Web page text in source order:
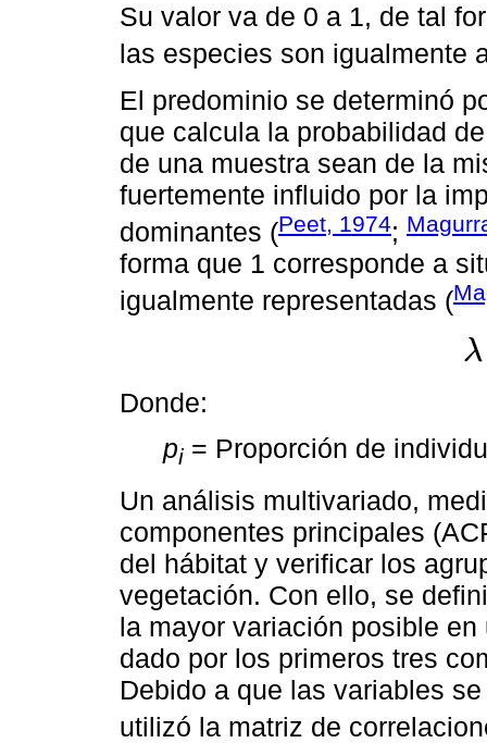
Su valor va de 0 a 1, de tal
las especies son igualmente
El predominio se determinó
que calcula la probabilidad
de una muestra sean de la
fuertemente influido por la
dominantes (Peet, 1974;
forma que 1 corresponde a
igualmente representadas (
λ
λ=
Donde:
pi = Proporción de
Un análisis multivariado,
componentes principales
del hábitat y verificar los
vegetación. Con ello, se
la mayor variación posible
dado por los primeros tres
Debido a que las variables
utilizó la matriz de